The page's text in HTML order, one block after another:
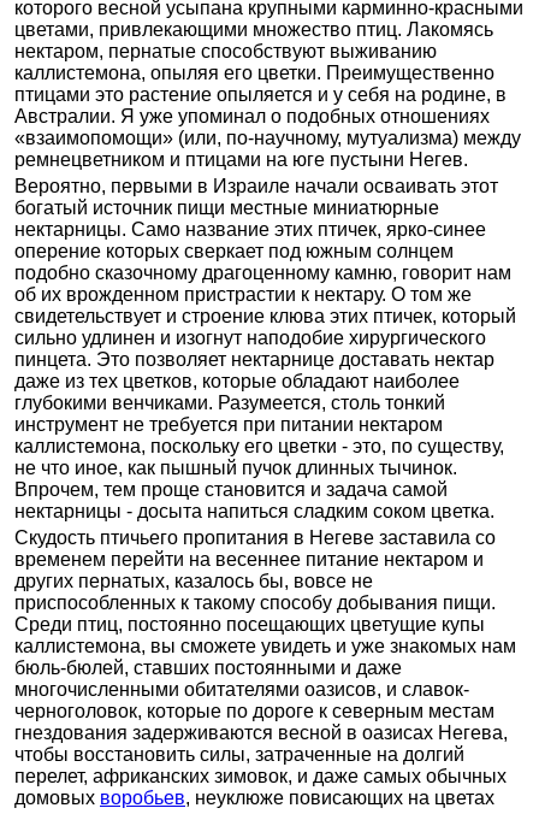
которого весной усыпана крупными карминно-красными
цветами, привлекающими множество птиц. Лакомясь
нектаром, пернатые способствуют выживанию
каллистемона, опыляя его цветки. Преимущественно
птицами это растение опыляется и у себя на родине, в
Австралии. Я уже упоминал о подобных отношениях
«взаимопомощи» (или, по-научному, мутуализма) между
ремнецветником и птицами на юге пустыни Негев.
Вероятно, первыми в Израиле начали осваивать этот
богатый источник пищи местные миниатюрные
нектарницы. Само название этих птичек, ярко-синее
оперение которых сверкает под южным солнцем
подобно сказочному драгоценному камню, говорит нам
об их врожденном пристрастии к нектару. О том же
свидетельствует и строение клюва этих птичек, который
сильно удлинен и изогнут наподобие хирургического
пинцета. Это позволяет нектарнице доставать нектар
даже из тех цветков, которые обладают наиболее
глубокими венчиками. Разумеется, столь тонкий
инструмент не требуется при питании нектаром
каллистемона, поскольку его цветки - это, по существу,
не что иное, как пышный пучок длинных тычинок.
Впрочем, тем проще становится и задача самой
нектарницы - досыта напиться сладким соком цветка.
Скудость птичьего пропитания в Негеве заставила со
временем перейти на весеннее питание нектаром и
других пернатых, казалось бы, вовсе не
приспособленных к такому способу добывания пищи.
Среди птиц, постоянно посещающих цветущие купы
каллистемона, вы сможете увидеть и уже знакомых нам
бюль-бюлей, ставших постоянными и даже
многочисленными обитателями оазисов, и славок-
черноголовок, которые по дороге к северным местам
гнездования задерживаются весной в оазисах Негева,
чтобы восстановить силы, затраченные на долгий
перелет, африканских зимовок, и даже самых обычных
домовых воробьев, неуклюже повисающих на цветах